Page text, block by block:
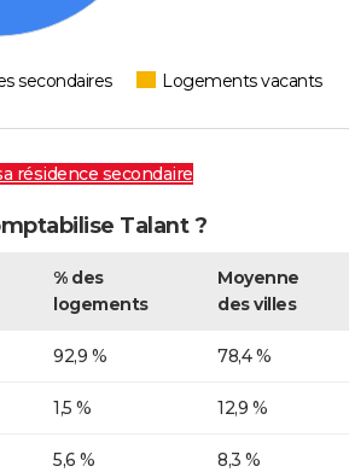
secondaires Logements vacants
résidence secondaire
Talant ?
% des
logements
Moyenne
des villes
92,9 % 78,4 %
1,5 % 12,9 %
5,6 % 8,3 %